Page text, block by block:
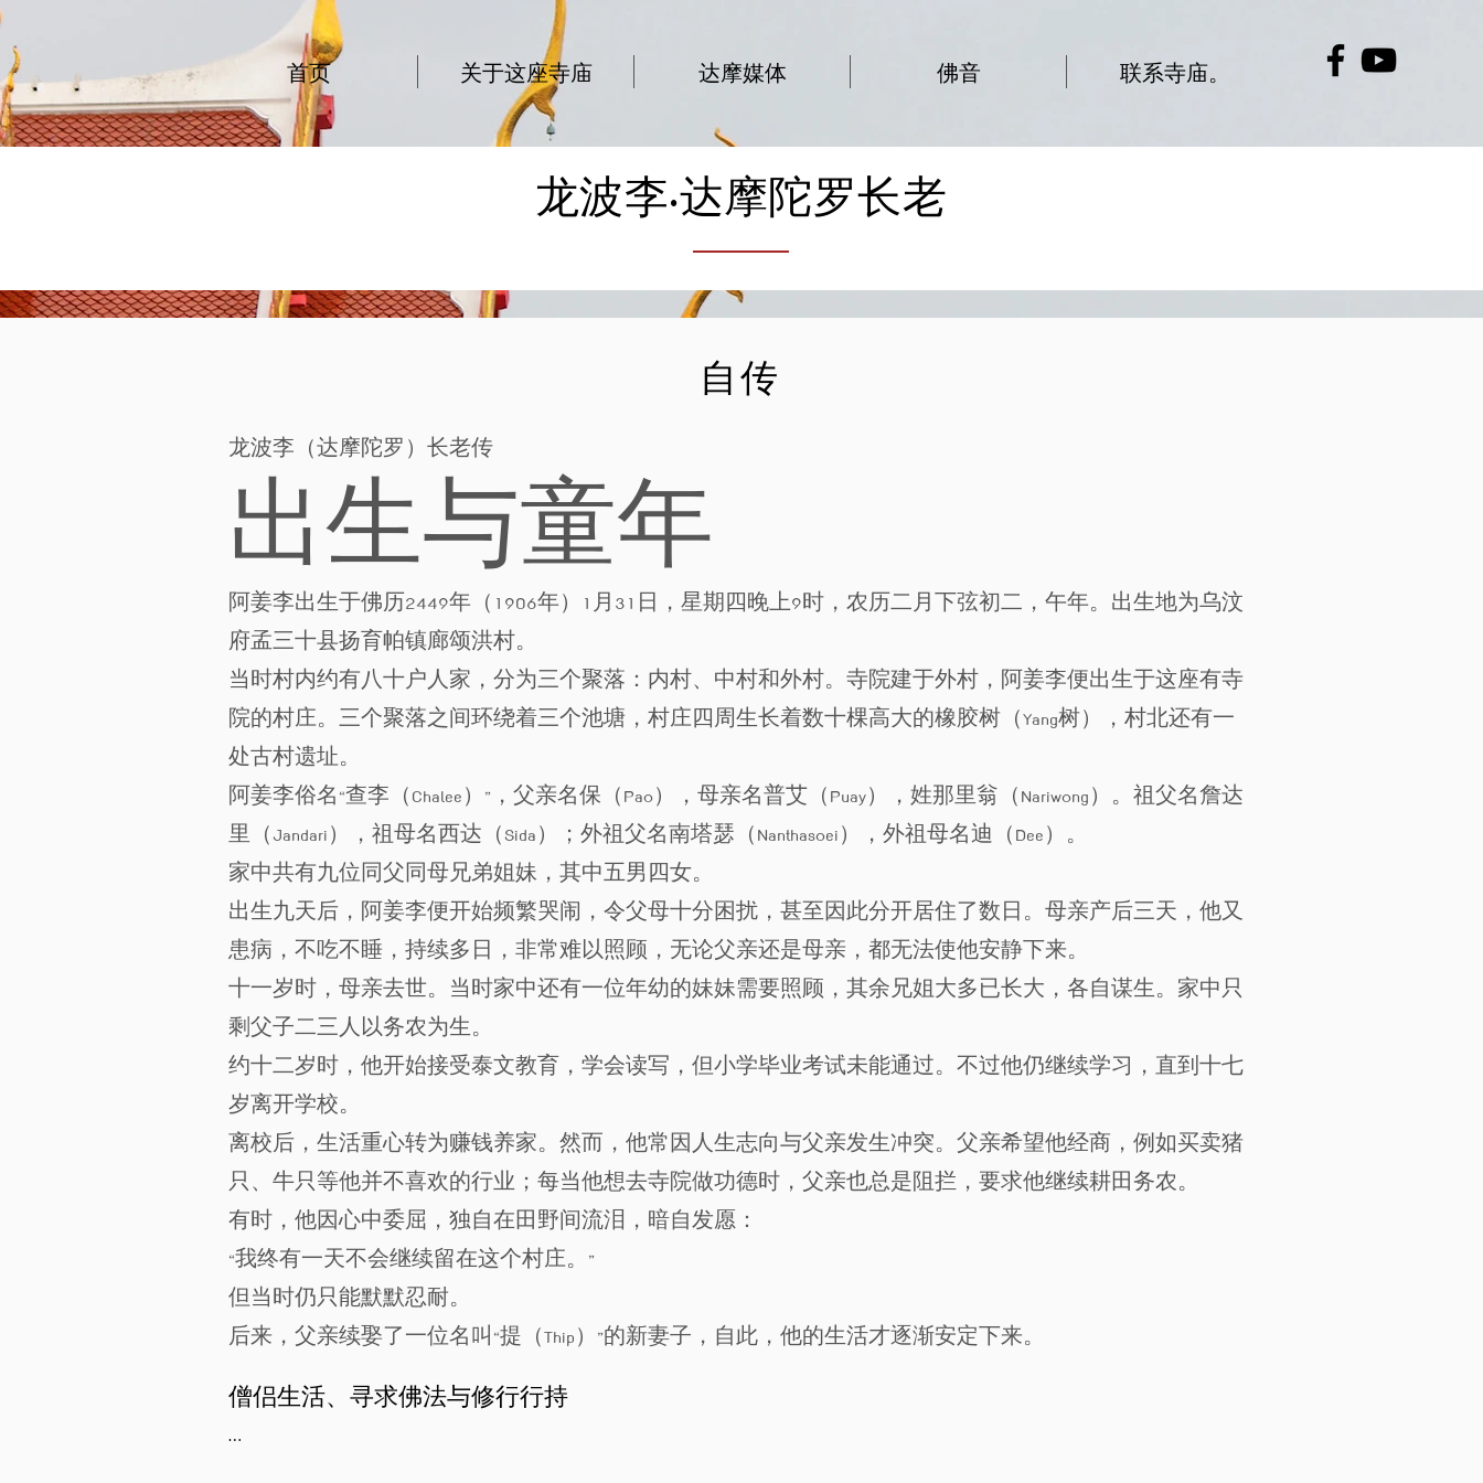
首页 关于这座寺庙 达摩媒体 佛音 联系寺庙。
龙波李·达摩陀罗长老
自传
龙波李（达摩陀罗）长老传
出生与童年
阿姜李出生于佛历2449年（1906年）1月31日，星期四晚上9时，农历二月下弦初二，午年。出生地为乌汶
府孟三十县扬育帕镇廊颂洪村。
当时村内约有八十户人家，分为三个聚落：内村、中村和外村。寺院建于外村，阿姜李便出生于这座有寺
院的村庄。三个聚落之间环绕着三个池塘，村庄四周生长着数十棵高大的橡胶树（Yang树），村北还有一
处古村遗址。
阿姜李俗名“查李（Chalee）”，父亲名保（Pao），母亲名普艾（Puay），姓那里翁（Nariwong）。祖父名詹达
里（Jandari），祖母名西达（Sida）；外祖父名南塔瑟（Nanthasoei），外祖母名迪（Dee）。
家中共有九位同父同母兄弟姐妹，其中五男四女。
出生九天后，阿姜李便开始频繁哭闹，令父母十分困扰，甚至因此分开居住了数日。母亲产后三天，他又
患病，不吃不睡，持续多日，非常难以照顾，无论父亲还是母亲，都无法使他安静下来。
十一岁时，母亲去世。当时家中还有一位年幼的妹妹需要照顾，其余兄姐大多已长大，各自谋生。家中只
剩父子二三人以务农为生。
约十二岁时，他开始接受泰文教育，学会读写，但小学毕业考试未能通过。不过他仍继续学习，直到十七
岁离开学校。
离校后，生活重心转为赚钱养家。然而，他常因人生志向与父亲发生冲突。父亲希望他经商，例如买卖猪
只、牛只等他并不喜欢的行业；每当他想去寺院做功德时，父亲也总是阻拦，要求他继续耕田务农。
有时，他因心中委屈，独自在田野间流泪，暗自发愿：
“我终有一天不会继续留在这个村庄。”
但当时仍只能默默忍耐。
后来，父亲续娶了一位名叫“提（Thip）”的新妻子，自此，他的生活才逐渐安定下来。
僧侣生活、寻求佛法与修行行持